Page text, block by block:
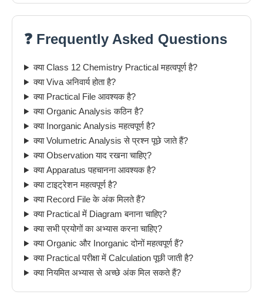
❓ Frequently Asked Questions
क्या Class 12 Chemistry Practical महत्वपूर्ण है?
क्या Viva अनिवार्य होता है?
क्या Practical File आवश्यक है?
क्या Organic Analysis कठिन है?
क्या Inorganic Analysis महत्वपूर्ण है?
क्या Volumetric Analysis से प्रश्न पूछे जाते हैं?
क्या Observation याद रखना चाहिए?
क्या Apparatus पहचानना आवश्यक है?
क्या टाइट्रेशन महत्वपूर्ण है?
क्या Record File के अंक मिलते हैं?
क्या Practical में Diagram बनाना चाहिए?
क्या सभी प्रयोगों का अभ्यास करना चाहिए?
क्या Organic और Inorganic दोनों महत्वपूर्ण हैं?
क्या Practical परीक्षा में Calculation पूछी जाती है?
क्या नियमित अभ्यास से अच्छे अंक मिल सकते हैं?